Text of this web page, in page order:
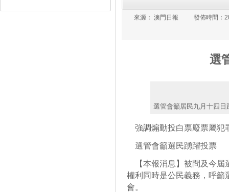
來源： 澳門日報 發佈時間：
選
選管會籲居民九月十四日
強調煽動投白票廢票屬犯
選管會籲選民踴躍投票
【本報消息】被問及今屆
權利同時是公民義務，呼籲
會。